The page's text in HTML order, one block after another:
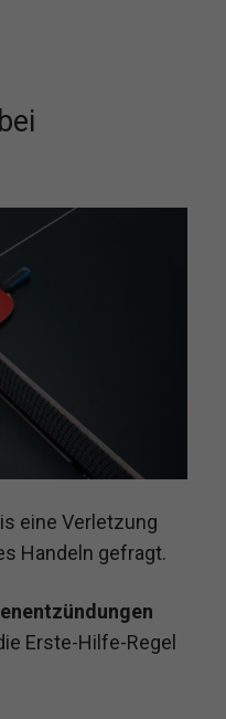
eine Verletzung
Handeln gefragt.
Erste-Hilfe-Regel